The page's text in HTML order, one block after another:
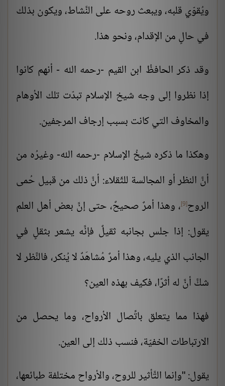
ويُقوّي قلبه، ويبعث روحه على النَّشاط، ويكون بذلك
في حالٍ من الإقدام، ونحو هذا.
وقد ذكر الحافظُ ابن القيم -رحمه الله - أنهم كانوا
إذا نظروا إلى وجه شيخ الإسلام تبدّت تلك الأوهام
والمخاوف التي كانت بسبب إرجاف المرجفين.
وهكذا ما ذكره شيخُ الإسلام -رحمه الله- وغيرُه من
أنَّ النظر أو المجالسة للثّقلاء: أنَّ ذلك من قبيل حُمى
الروح[9] ، وهذا أمرٌ صحيحٌ، حتى إنَّ بعض أهل العلم
يقول: إذا جلس بجانبه ثقيلٌ فإنَّه يشعر بثقلٍ في
الجانب الذي يليه، وهذا أمرٌ مُشاهَدٌ لا يُنكر، فالنَّظر لا
شكَّ أنَّ له أثرًا، فكيف بهذه العين؟
فهذا مما يتعلق باتِّصال الأرواح، وما يحصل من
الارتباطات الخفيّة، فنسب ذلك إلى العين.
يقول: "وإنما التَّأثير للروح، والأرواح مختلفة طبائعها،